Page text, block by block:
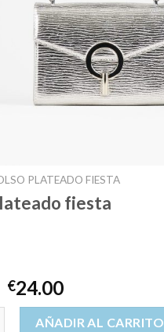
PLATEADO FIESTA
fiesta
€24.00
fiesta cantidad
AÑADIR AL CARRITO